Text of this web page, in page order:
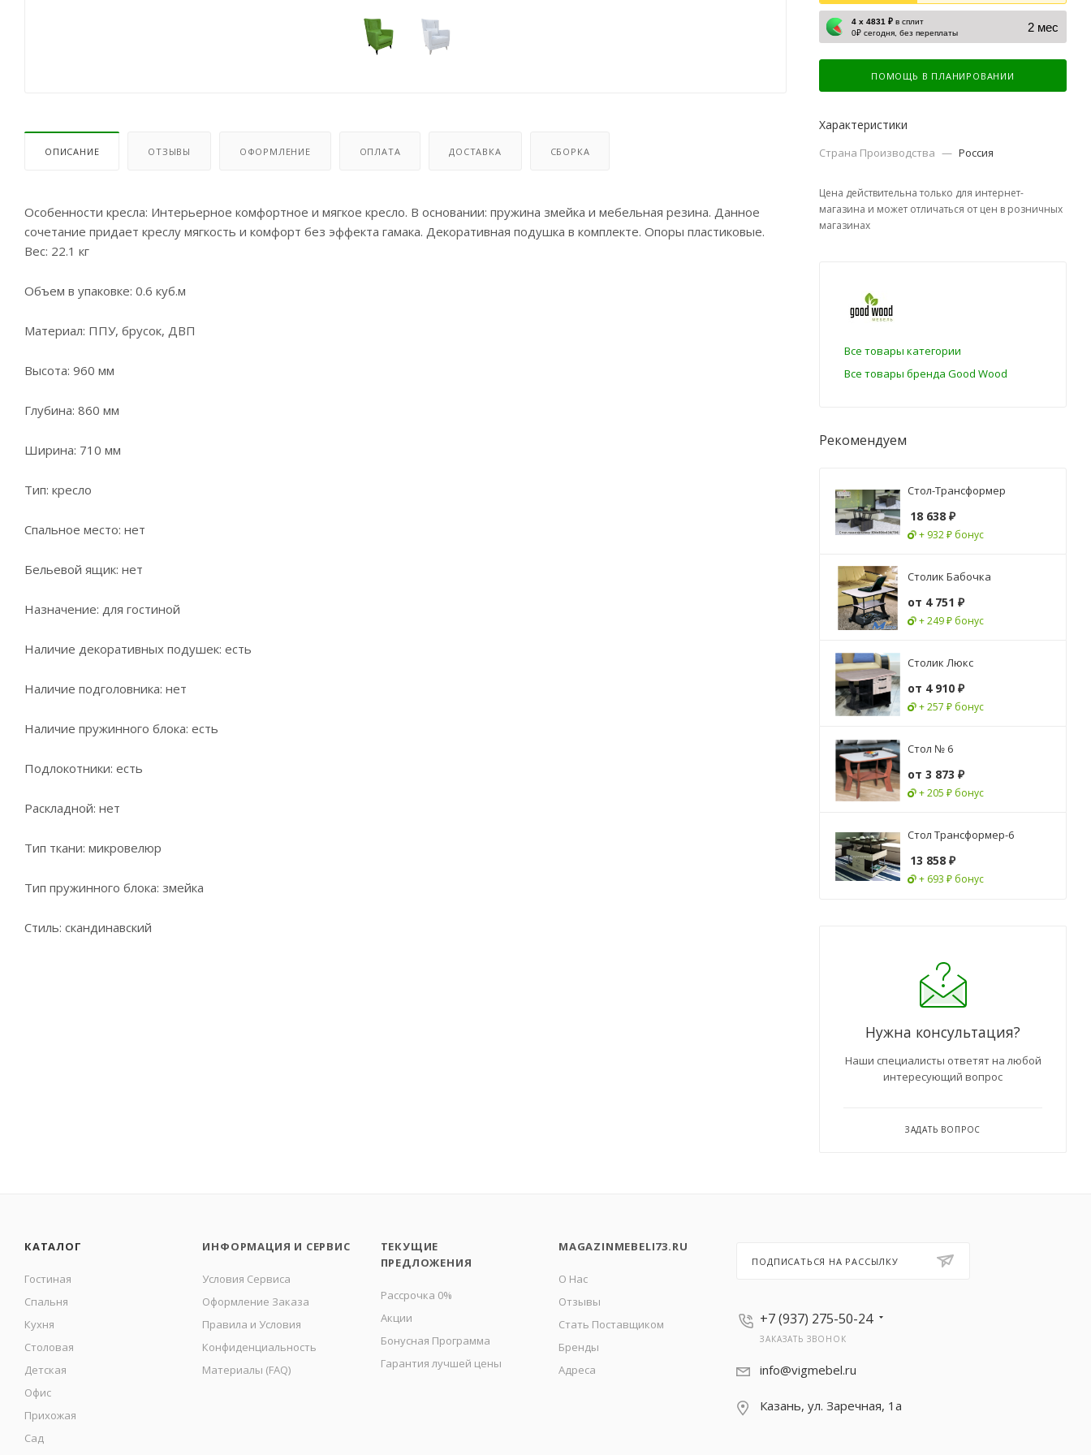
ОПИСАНИЕ ОТЗЫВЫ ОФОРМЛЕНИЕ ОПЛАТА ДОСТАВКА СБОРКА
Особенности кресла: Интерьерное комфортное и мягкое кресло. В основании: пружина змейка и мебельная резина. Данное
сочетание придает креслу мягкость и комфорт без эффекта гамака. Декоративная подушка в комплекте. Опоры пластиковые.
Вес: 22.1 кг
Объем в упаковке: 0.6 куб.м
Материал: ППУ, брусок, ДВП
Высота: 960 мм
Глубина: 860 мм
Ширина: 710 мм
Тип: кресло
Спальное место: нет
Бельевой ящик: нет
Назначение: для гостиной
Наличие декоративных подушек: есть
Наличие подголовника: нет
Наличие пружинного блока: есть
Подлокотники: есть
Раскладной: нет
Тип ткани: микровелюр
Тип пружинного блока: змейка
Стиль: скандинавский
4 х 4831 ₽ в сплит
0₽ сегодня, без переплаты
2 мес
ПОМОЩЬ В ПЛАНИРОВАНИИ
Характеристики
Страна Производства — Россия
Цена действительна только для интернет-
магазина и может отличаться от цен в розничных
магазинах
Все товары категории
Все товары бренда Good Wood
Рекомендуем
Стол-Трансформер
18 638 ₽
+ 932 ₽ бонус
Столик Бабочка
от 4 751 ₽
+ 249 ₽ бонус
Столик Люкс
от 4 910 ₽
+ 257 ₽ бонус
Стол № 6
от 3 873 ₽
+ 205 ₽ бонус
Стол Трансформер-6
13 858 ₽
+ 693 ₽ бонус
Нужна консультация?
Наши специалисты ответят на любой
интересующий вопрос
ЗАДАТЬ ВОПРОС
КАТАЛОГ
Гостиная
Спальня
Кухня
Столовая
Детская
Офис
Прихожая
Сад
ИНФОРМАЦИЯ И СЕРВИС
Условия Сервиса
Оформление Заказа
Правила и Условия
Конфиденциальность
Материалы (FAQ)
ТЕКУЩИЕ
ПРЕДЛОЖЕНИЯ
Рассрочка 0%
Акции
Бонусная Программа
Гарантия лучшей цены
MAGAZINMEBELI73.RU
О Нас
Отзывы
Стать Поставщиком
Бренды
Адреса
ПОДПИСАТЬСЯ НА РАССЫЛКУ
+7 (937) 275-50-24
ЗАКАЗАТЬ ЗВОНОК
info@vigmebel.ru
Казань, ул. Заречная, 1а